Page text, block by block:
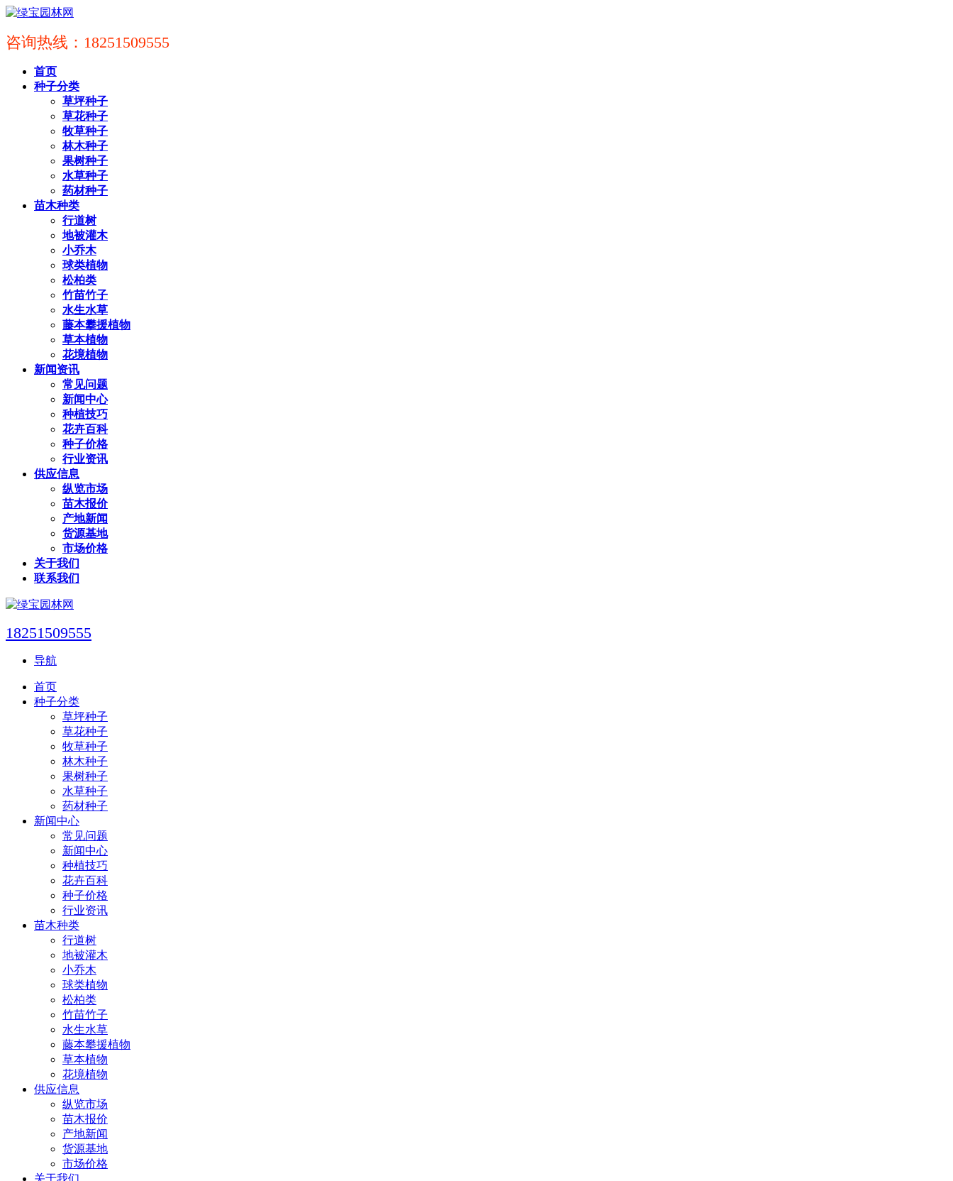
咨询热线：18251509555
首页
种子分类
草坪种子
草花种子
牧草种子
林木种子
果树种子
水草种子
药材种子
苗木种类
行道树
地被灌木
小乔木
球类植物
松柏类
竹苗竹子
水生水草
藤本攀援植物
草本植物
花境植物
新闻资讯
常见问题
新闻中心
种植技巧
花卉百科
种子价格
行业资讯
供应信息
纵览市场
苗木报价
产地新闻
货源基地
市场价格
关于我们
联系我们
18251509555
导航
首页
种子分类
草坪种子
草花种子
牧草种子
林木种子
果树种子
水草种子
药材种子
新闻中心
常见问题
新闻中心
种植技巧
花卉百科
种子价格
行业资讯
苗木种类
行道树
地被灌木
小乔木
球类植物
松柏类
竹苗竹子
水生水草
藤本攀援植物
草本植物
花境植物
供应信息
纵览市场
苗木报价
产地新闻
货源基地
市场价格
关于我们